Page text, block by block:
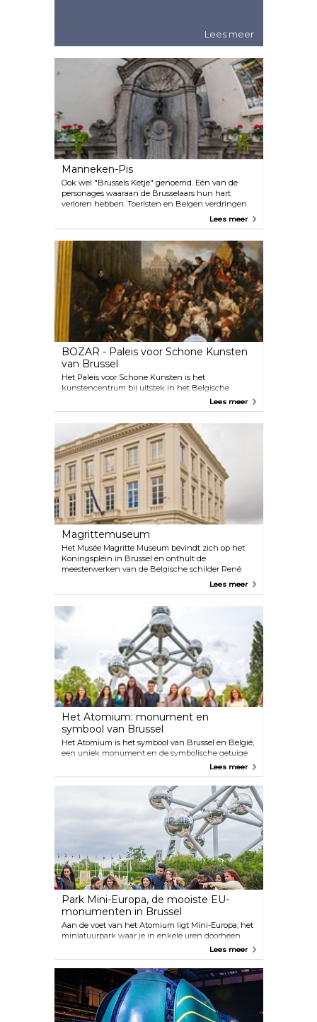
Lees meer
Manneken-Pis
Ook wel "Brussels Ketje" genoemd. Eén van de
personages waaraan de Brusselaars hun hart
verloren hebben. Toeristen en Belgen verdringen
zich rond een schalks kereltje dat kan kiezen uit
Lees meer
BOZAR - Paleis voor Schone Kunsten
van Brussel
Het Paleis voor Schone Kunsten is het
kunstencentrum bij uitstek in het Belgische
culturele landschap en stelt een internationaal
programma voor in hartje Brussel.
Lees meer
Magrittemuseum
Het Musée Magritte Museum bevindt zich op het
Koningsplein in Brussel en onthult de
meesterwerken van de Belgische schilder René
Magrite, een artiest met een groot oeuvre en de
Lees meer
Het Atomium: monument en
symbool van Brussel
Het Atomium is het symbool van Brussel en België,
een uniek monument en de symbolische getuige
Lees meer
Park Mini-Europa, de mooiste EU-
monumenten in Brussel
Aan de voet van het Atomium ligt Mini-Europa, het
miniatuurpark waar je in enkele uren doorheen
Lees meer